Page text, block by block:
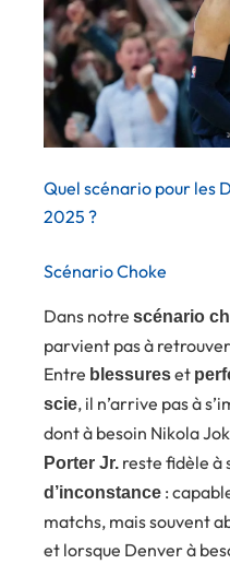
Quel scénario pour les
2025 ?
Scénario Choke
Dans notre scénario
parvient pas à
Entre blessureset
scie, il n’arrive pas à
dont à besoin Nikola
Porter Jr. reste fidèle à
d’inconstance :
matchs, mais souvent
et lorsque Denver à